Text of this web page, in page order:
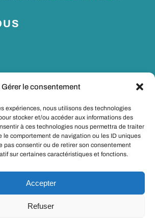
Gérer le consentement
expériences, nous utilisons des technologies
stocker et/ou accéder aux informations des
à ces technologies nous permettra de traiter
le comportement de navigation ou les ID uniques
pas consentir ou de retirer son consentement
sur certaines caractéristiques et fonctions.
Accepter
Refuser
SANTE